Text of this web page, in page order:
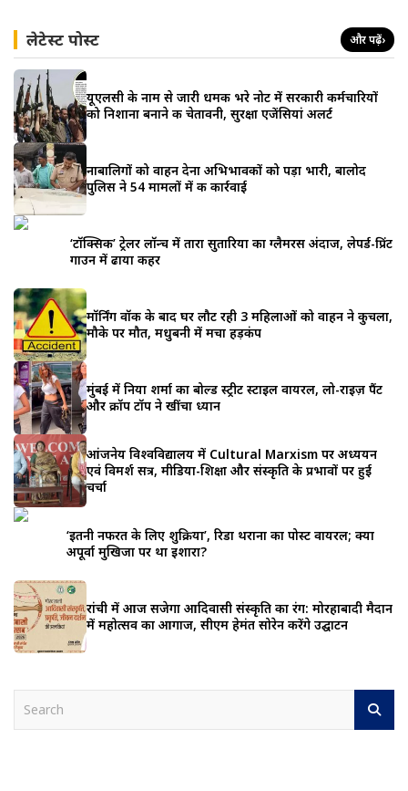
लेटेस्ट पोस्ट और पढ़ें›
यूएलसी के नाम से जारी धमकी भरे नोट में सरकारी कर्मचारियों
को निशाना बनाने की चेतावनी, सुरक्षा एजेंसियां अलर्ट
नाबालिगों को वाहन देना अभिभावकों को पड़ा भारी, बालोद
पुलिस ने 54 मामलों में की कार्रवाई
‘टॉक्सिक’ ट्रेलर लॉन्च में तारा सुतारिया का ग्लैमरस अंदाज, लेपर्ड-प्रिंट
गाउन में ढाया कहर
मॉर्निंग वॉक के बाद घर लौट रही 3 महिलाओं को वाहन ने कुचला,
मौके पर मौत, मधुबनी में मचा हड़कंप
मुंबई में निया शर्मा का बोल्ड स्ट्रीट स्टाइल वायरल, लो-राइज़ पैंट
और क्रॉप टॉप ने खींचा ध्यान
आंजनेय विश्वविद्यालय में Cultural Marxism पर अध्ययन
एवं विमर्श सत्र, मीडिया-शिक्षा और संस्कृति के प्रभावों पर हुई
चर्चा
‘इतनी नफरत के लिए शुक्रिया’, रिडा थराना का पोस्ट वायरल; क्या
अपूर्वा मुखिजा पर था इशारा?
रांची में आज सजेगा आदिवासी संस्कृति का रंग: मोरहाबादी मैदान
में महोत्सव का आगाज, सीएम हेमंत सोरेन करेंगे उद्घाटन